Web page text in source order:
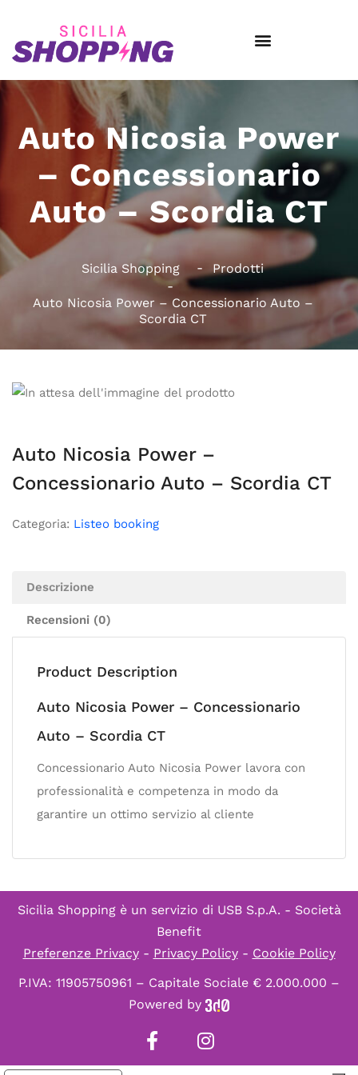
Auto Nicosia Power
– Concessionario
Auto – Scordia CT
Sicilia Shopping Prodotti
Auto Nicosia Power – Concessionario Auto –
Scordia CT
Auto Nicosia Power –
Concessionario Auto – Scordia CT
Categoria: Listeo booking
Descrizione
Recensioni (0)
Product Description
Auto Nicosia Power – Concessionario
Auto – Scordia CT
Concessionario Auto Nicosia Power lavora con
professionalità e competenza in modo da
garantire un ottimo servizio al cliente
Sicilia Shopping è un servizio di USB S.p.A. - Società
Benefit
Preferenze Privacy- Privacy Policy- Cookie Policy
P.IVA: 11905750961 – Capitale Sociale € 2.000.000 –
Powered by